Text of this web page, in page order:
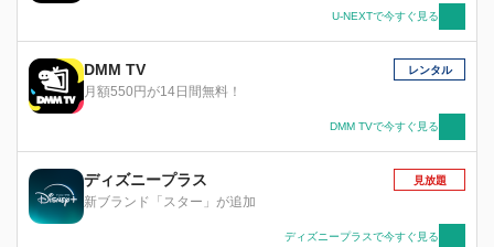
ト集団＜教育機関＞のスマイリーらが阻もうとす
る。さまざまな思惑が交差する中、大佐らと軌道
U-NEXTで今すぐ見る
DMM TV
月額550円が14日間無料！
レンタル
DMM TVで今すぐ見る
ディズニープラス
新ブランド「スター」が追加
見放題
ディズニープラスで今すぐ見る